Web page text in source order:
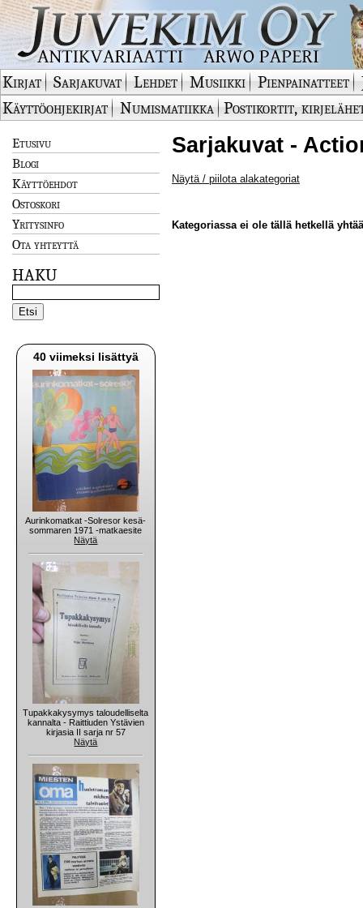
Kirjat Sarjakuvat Lehdet Musiikki Pienpainatteet
Käyttöohjekirjat
Numismatiikka Postikortit,
Etusivu
Blogi
Käyttöehdot
Ostoskori
Yritysinfo
Ota yhteyttä
HAKU
40 viimeksi lisättyä
Aurinkomatkat -Solresor kesä-
sommaren 1971 -matkaesite
Näytä
Tupakkakysymys taloudelliselta
kannalta - Raittiuden Ystävien
kirjasia II sarja nr 57
Näytä
Sarjakuvat -
Näytä / piilota alakategoriat
Kategoriassa ei ole tällä hetkellä